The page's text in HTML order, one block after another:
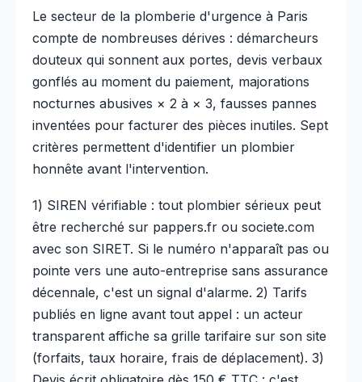
Le secteur de la plomberie d'urgence à Paris
compte de nombreuses dérives : démarcheurs
douteux qui sonnent aux portes, devis verbaux
gonflés au moment du paiement, majorations
nocturnes abusives × 2 à × 3, fausses pannes
inventées pour facturer des pièces inutiles. Sept
critères permettent d'identifier un plombier
honnête avant l'intervention.
1) SIREN vérifiable : tout plombier sérieux peut
être recherché sur pappers.fr ou societe.com
avec son SIRET. Si le numéro n'apparaît pas ou
pointe vers une auto-entreprise sans assurance
décennale, c'est un signal d'alarme. 2) Tarifs
publiés en ligne avant tout appel : un acteur
transparent affiche sa grille tarifaire sur son site
(forfaits, taux horaire, frais de déplacement). 3)